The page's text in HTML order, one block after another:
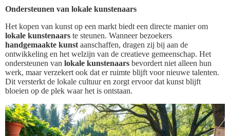
Ondersteunen van lokale kunstenaars
Het kopen van kunst op een markt biedt een directe manier om
lokale kunstenaars te steunen. Wanneer bezoekers
handgemaakte kunst aanschaffen, dragen zij bij aan de
ontwikkeling en het welzijn van de creatieve gemeenschap. Het
ondersteunen van lokale kunstenaars bevordert niet alleen hun
werk, maar verzekert ook dat er ruimte blijft voor nieuwe talenten.
Dit versterkt de lokale cultuur en zorgt ervoor dat kunst blijft
bloeien op de plek waar het is ontstaan.